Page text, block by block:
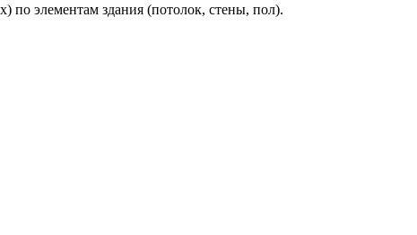
по элементам здания (потолок, стены, пол).